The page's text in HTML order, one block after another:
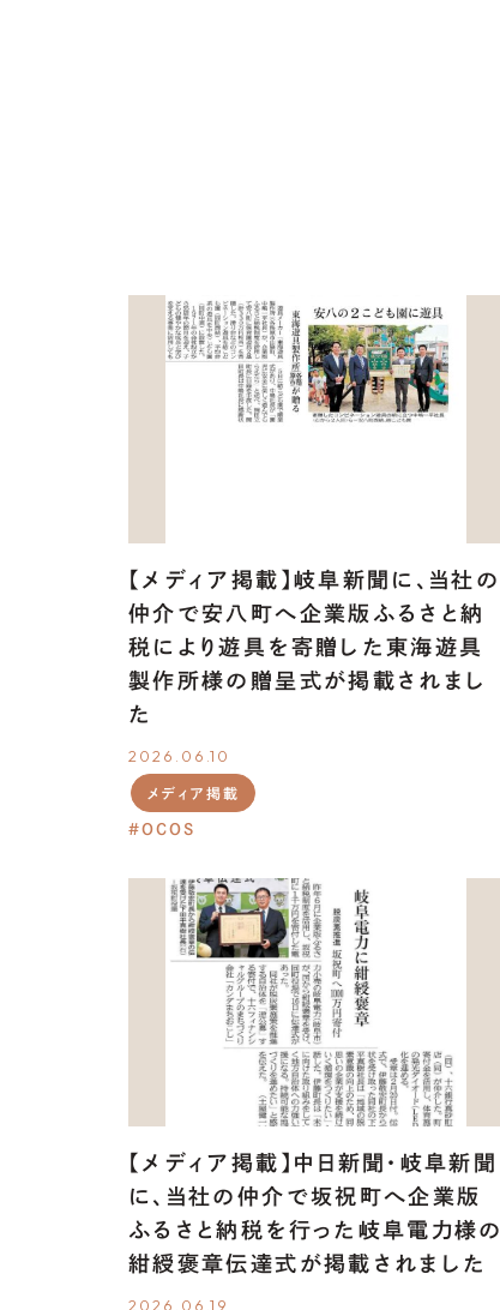
【メディア掲載】岐阜新聞に、当社の
仲介で安八町へ企業版ふるさと納
税により遊具を寄贈した東海遊具
製作所様の贈呈式が掲載されまし
た
2026.06.10
メディア掲載
OCOS
【メディア掲載】中日新聞・岐阜新聞
に、当社の仲介で坂祝町へ企業版
ふるさと納税を行った岐阜電力様の
紺綬褒章伝達式が掲載されました
2026.06.19